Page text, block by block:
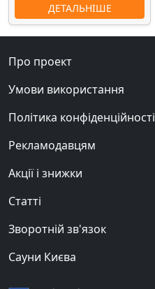
ДЕТАЛЬНІШЕ
Про проект
Умови використання
Політика конфіденційності
Рекламодавцям
Акції і знижки
Статті
Зворотній зв'язок
Сауни Києва